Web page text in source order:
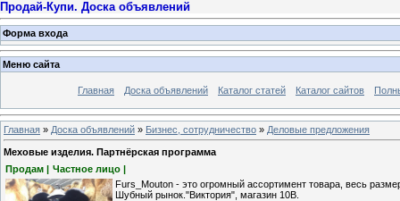
Продай-Купи. Доска объявлений
Форма входа
Меню сайта
Главная Доска объявлений Каталог статей Каталог сайтов
Главная » Доска объявлений » Бизнес, сотрудничество » Деловые предложения
Меховые изделия. Партнёрская программа
Продам | Частное лицо |
Furs_Mouton - это огромный ассортимент товара, весь
Шубный рынок."Виктория", магазин 10В.